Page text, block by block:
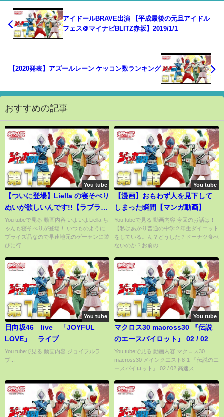
アイドールBRAVE出演 【平成最後の元旦アイドル
フェス＠マイナビBLITZ赤坂】2019/1/1
【2020発表】アズールレーン ケッコン数ランキング
おすすめの記事
You tube
【ついに登場】Liella の寝そべり
ぬいが欲しいんです!!【ラブライ
ブ！スーパースター!!】
You tubeで見る 動画内容 いよいよLiella ち
ゃんも寝そべりが登場！ いつものように
プライズ品なので早速地元のゲーセンに遊
びに行...
You tube
【漫画】おもわず人を見下して
しまった瞬間【マンガ動画】
You tubeで見る 動画内容 今回のお話は！
【私はあかり普通の中学２年生ダイエット
をしている。ん？どうした？ドーナツ食べ
ないのか？お前の...
You tube
日向坂46 live 「JOYFUL
LOVE」 ライブ
You tubeで見る 動画内容 ジョイフルラ
ブ...
You tube
マクロス30 macross30 『伝説
のエースパイロット』 02 / 02
You tubeで見る 動画内容 マクロス30
macross30 メインクエスト8-1 『伝説のエ
ースパイロット』 02 / 02 高速ス...